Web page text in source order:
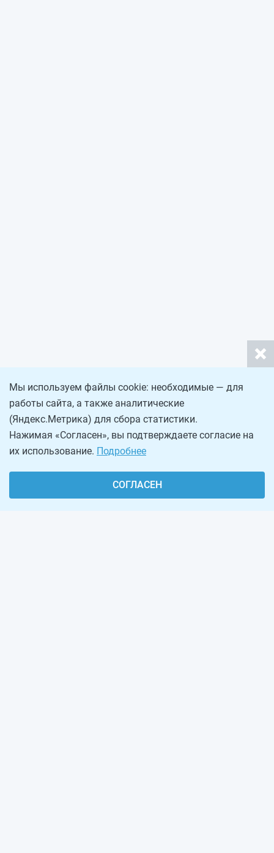
Мы используем файлы cookie: необходимые — для
работы сайта, а также аналитические
(Яндекс.Метрика) для сбора статистики.
Нажимая «Согласен», вы подтверждаете согласие на
их использование. Подробнее
СОГЛАСЕН